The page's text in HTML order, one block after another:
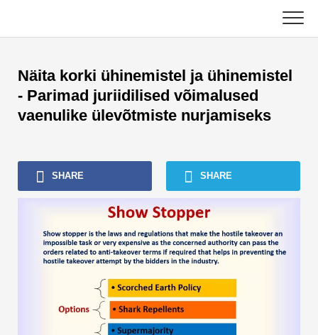
content
Raamatupidamise õpetused
Varahalduse õpetused
Excel, VBA ja Power BI
Investeerimispanganduse õpetused
Parimad raamatud
Finants Karjäärijuhised
Rahanduse sertifitseerimise ressursid
Finantsmodelleerimise õpetused
Näita korki ühinemistel ja ühinemistel
- Parimad juriidilised võimalused
vaenulike ülevõtmiste nurjamiseks
SHARE SHARE